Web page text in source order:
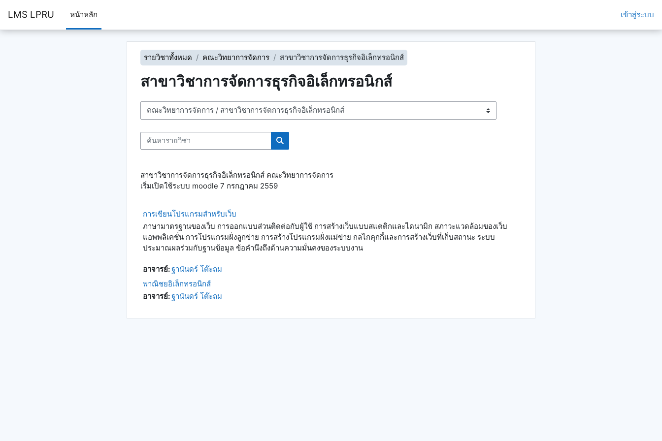
LMS LPRU หน้าหลัก เข้าสู่ระบบ
รายวิชาทั้งหมด คณะวิทยาการจัดการ สาขาวิชาการจัดการธุรกิจอิเล็กทรอนิกส์
สาขาวิชาการจัดการธุรกิจอิเล็กทรอนิกส์
ประเภทของรายวิชา
ค้นหารายวิชา
ค้นหารายวิชา
สาขาวิชาการจัดการธุรกิจอิเล็กทรอนิกส์ คณะวิทยาการจัดการ
เริ่มเปิดใช้ระบบ moodle 7 กรกฎาคม 2559
การเขียนโปรแกรมสำหรับเว็บ
ภาษามาตรฐานของเว็บ การออกแบบส่วนติดต่อกับผู้ใช้ การสร้างเว็บแบบสแตติกและไดนามิก สภาวะแวดล้อมของเว็บ
แอพพลิเคชั่น การโปรแกรมฝั่งลูกข่าย การสร้างโปรแกรมฝั่งแม่ข่าย กลไกคุกกี้และการสร้างเว็บที่เก็บสถานะ ระบบ
ประมาณผลร่วมกับฐานข้อมูล ข้อคำนึงถึงด้านความมั่นคงของระบบงาน
อาจารย์:ฐานันดร์ โต๊ะถม
พาณิชยอิเล็กทรอนิกส์
อาจารย์:ฐานันดร์ โต๊ะถม